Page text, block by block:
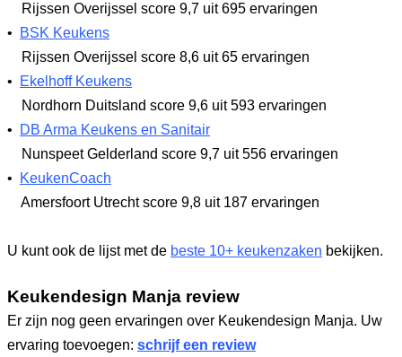
Rijssen Overijssel score 9,7 uit 695 ervaringen
•
BSK Keukens
Rijssen Overijssel score 8,6 uit 65 ervaringen
•
Ekelhoff Keukens
Nordhorn Duitsland score 9,6 uit 593 ervaringen
•
DB Arma Keukens en Sanitair
Nunspeet Gelderland score 9,7 uit 556 ervaringen
•
KeukenCoach
Amersfoort Utrechtscore 9,8 uit 187 ervaringen
U kunt ook de lijst met de beste 10+ keukenzaken bekijken.
Keukendesign Manja review
Er zijn nog geen ervaringen over Keukendesign Manja. Uw
ervaring toevoegen: schrijf een review